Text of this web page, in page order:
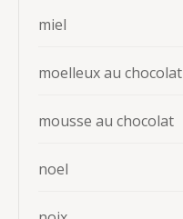
miel
moelleux au chocolat
mousse au chocolat
noel